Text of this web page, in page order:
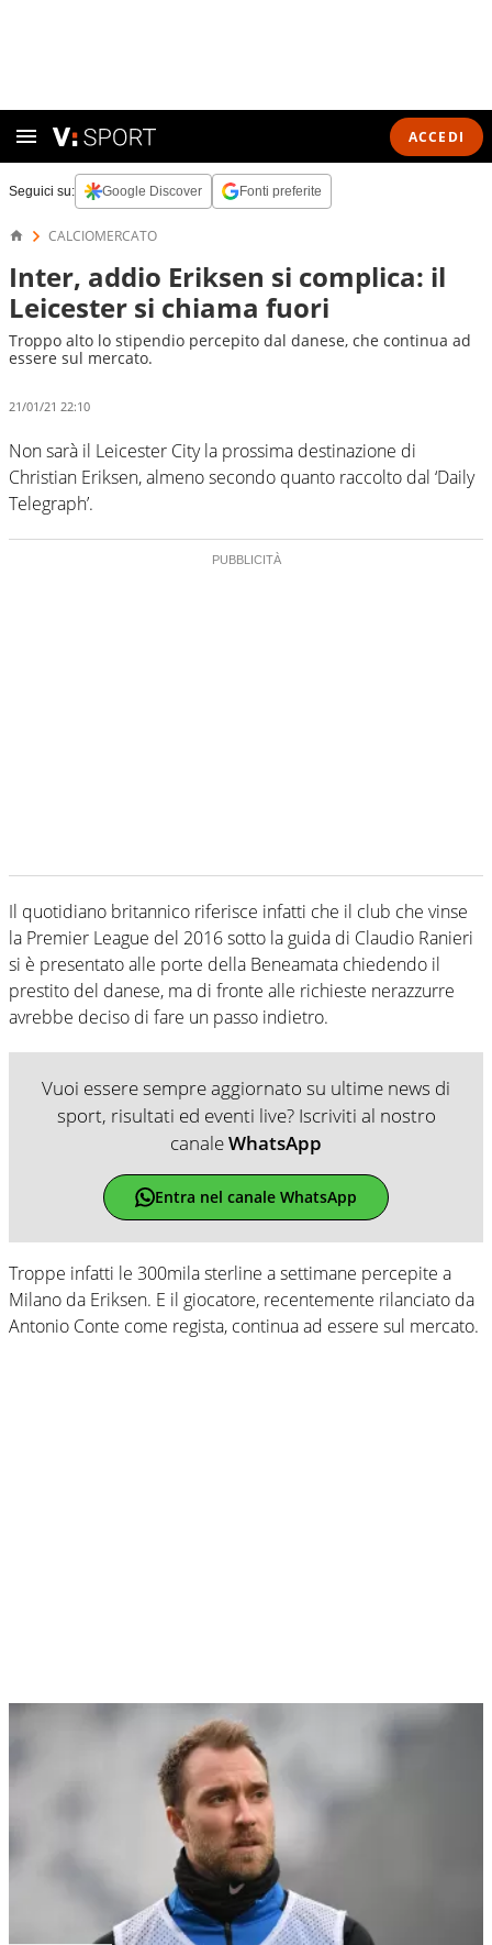
ACCEDI
Seguici su: Google Discover Fonti preferite
CALCIOMERCATO
Inter, addio Eriksen si complica: il
Leicester si chiama fuori
Troppo alto lo stipendio percepito dal danese, che continua ad
essere sul mercato.
21/01/21 22:10
Non sarà il Leicester City la prossima destinazione di
Christian Eriksen, almeno secondo quanto raccolto dal ‘Daily
Telegraph’.
Il quotidiano britannico riferisce infatti che il club che vinse
la Premier League del 2016 sotto la guida di Claudio Ranieri
si è presentato alle porte della Beneamata chiedendo il
prestito del danese, ma di fronte alle richieste nerazzurre
avrebbe deciso di fare un passo indietro.
Vuoi essere sempre aggiornato su ultime news di
sport, risultati ed eventi live? Iscriviti al nostro
canaleWhatsApp
Entra nel canale WhatsApp
Troppe infatti le 300mila sterline a settimane percepite a
Milano da Eriksen. E il giocatore, recentemente rilanciato da
Antonio Conte come regista, continua ad essere sul mercato.